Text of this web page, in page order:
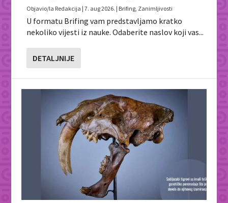
Objavio/la Redakcija |7. aug 2026. | Brifing Zanimljivosti
U formatu Brifing vam predstavljamo kratko
nekoliko vijesti iz nauke. Odaberite naslov koji vas...
DETALJNIJE